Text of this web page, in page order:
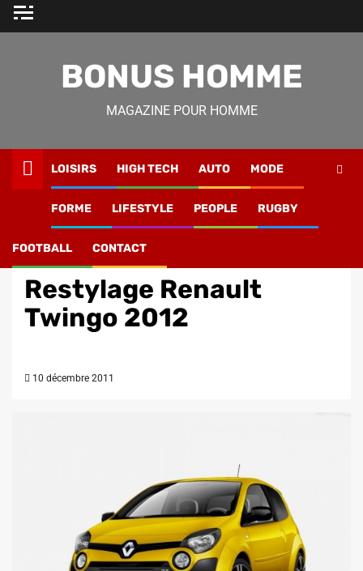
Skip
BONUS HOMME
MAGAZINE POUR HOMME
LOISIRS HIGH TECH AUTO MODE
FORME LIFESTYLE PEOPLE RUGBY
FOOTBALL CONTACT
Restylage Renault
Twingo 2012
10 décembre 2011